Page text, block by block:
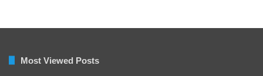
Most Viewed Posts